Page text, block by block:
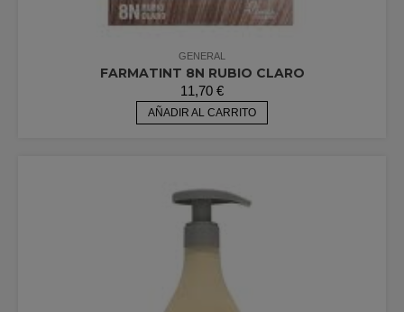
GENERAL
FARMATINT 8N RUBIO CLARO
11,70 €
AÑADIR AL CARRITO